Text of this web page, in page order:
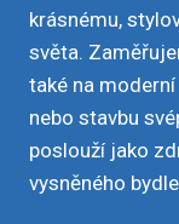
krásnému,
světa.
také na
nebo stavbu
poslouží jako
vysněného